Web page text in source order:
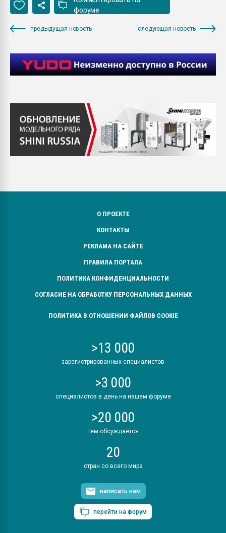
форуме
предыдущая новость следующая новость
О ПРОЕКТЕ
КОНТАКТЫ
РЕКЛАМА НА САЙТЕ
ПРАВИЛА ПОРТАЛА
ПОЛИТИКА КОНФИДЕНЦИАЛЬНОСТИ
СОГЛАСИЕ НА ОБРАБОТКУ ПЕРСОНАЛЬНЫХ ДАННЫХ
ПОЛИТИКА В ОТНОШЕНИИ ФАЙЛОВ COOKIE
>13 000
зарегистрированных специалистов
>3 000
специалистов в день на нашем форуме
>20 000
тем обсуждается
20
стран со всего мира
написать нам
перейти на форум